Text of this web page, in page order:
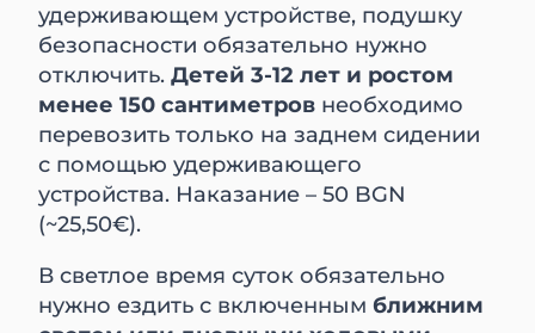
удерживающем устройстве, подушку
безопасности обязательно нужно
отключить.Детей 3-12 лет и ростом
менее 150 сантиметров необходимо
перевозить только на заднем сидении
с помощью удерживающего
устройства. Наказание – 50 BGN
(~25,50€).
В светлое время суток обязательно
нужно ездить с включеннымближним